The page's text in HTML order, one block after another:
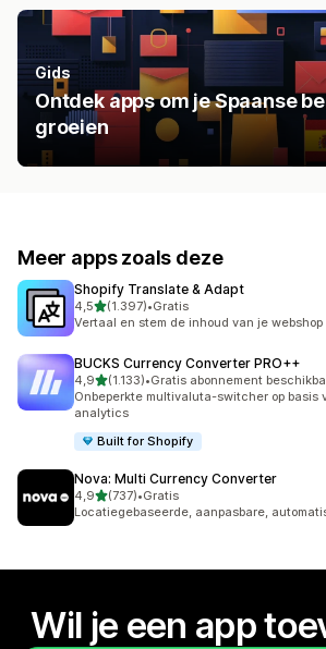
Gids
Ontdek apps om je Spaanse
groeien
Meer apps zoals deze
Shopify Translate & Adapt
4,5van 5 sterren
(1.397)
1397 recensies in totaal
•Gratis
Vertaal en stem de inhoud van je
BUCKS Currency Converter PRO++
4,9van 5 sterren
(1.133)
1133 recensies in totaal
•Gratis abonnement
Onbeperkte multivaluta-switcher op basis
analytics
Built for Shopify
Nova: Multi Currency Converter
4,9van 5 sterren
(737)
737 recensies in totaal
•Gratis
Locatiegebaseerde, aanpasbare,
Wil je een app